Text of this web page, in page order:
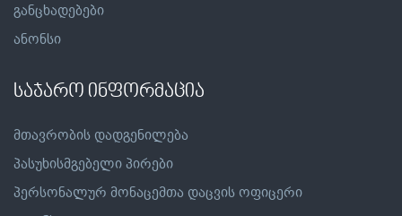
განცხადებები
ანონსი
საჯარო ინფორმაცია
მთავრობის დადგენილება
პასუხისმგებელი პირები
პერსონალურ მონაცემთა დაცვის ოფიცერი